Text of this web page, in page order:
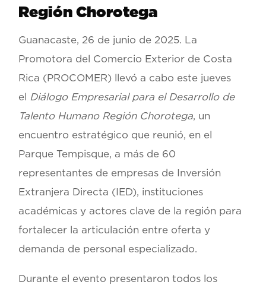
Región Chorotega
Guanacaste, 26 de junio de 2025. La
Promotora del Comercio Exterior de Costa
Rica (PROCOMER) llevó a cabo este jueves
el Diálogo Empresarial para el Desarrollo de
Talento Humano Región Chorotega, un
encuentro estratégico que reunió, en el
Parque Tempisque, a más de 60
representantes de empresas de Inversión
Extranjera Directa (IED), instituciones
académicas y actores clave de la región para
fortalecer la articulación entre oferta y
demanda de personal especializado.
Durante el evento presentaron todos los